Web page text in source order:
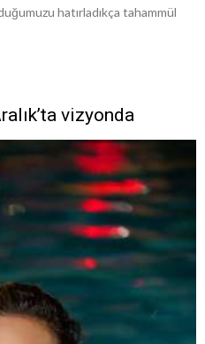
hatırladıkça tahammül
vizyonda